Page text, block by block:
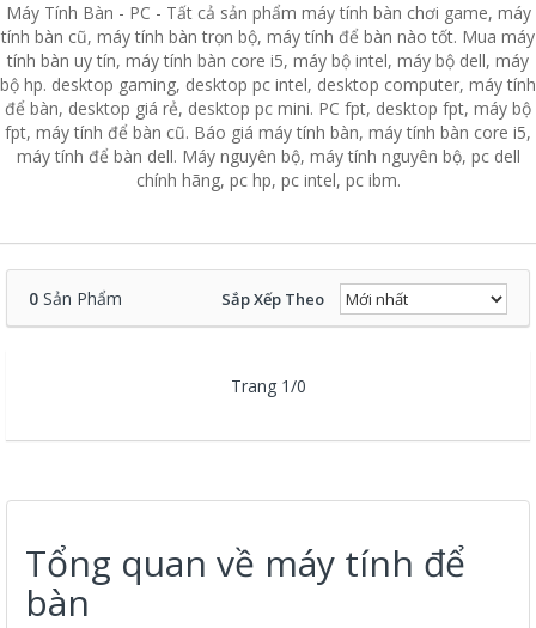
Máy Tính Bàn - PC - Tất cả sản phẩm máy tính bàn chơi game, máy
tính bàn cũ, máy tính bàn trọn bộ, máy tính để bàn nào tốt. Mua máy
tính bàn uy tín, máy tính bàn core i5, máy bộ intel, máy bộ dell, máy
bộ hp. desktop gaming, desktop pc intel, desktop computer, máy tính
để bàn, desktop giá rẻ, desktop pc mini. PC fpt, desktop fpt, máy bộ
fpt, máy tính để bàn cũ. Báo giá máy tính bàn, máy tính bàn core i5,
máy tính để bàn dell. Máy nguyên bộ, máy tính nguyên bộ, pc dell
chính hãng, pc hp, pc intel, pc ibm.
0 Sản Phẩm Sắp Xếp Theo
Trang 1/0
Tổng quan về máy tính để
bàn